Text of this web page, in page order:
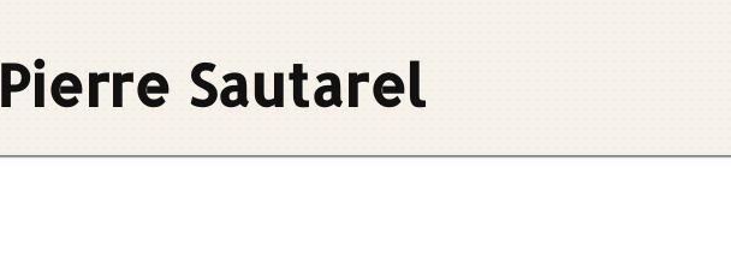
Pierre Sautarel